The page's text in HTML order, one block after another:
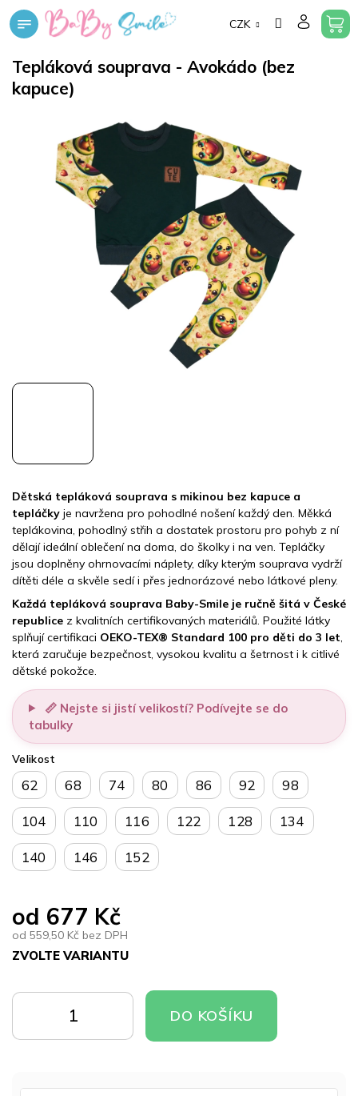
Přejít
na
CZK
Tepláková souprava - Avokádo (bez
kapuce)
od 677 Kč
od 559,50 Kč bez DPH
ZVOLTE VARIANTU
cena:
Velikost
62 68 74 80 86 92 98
104 110 116 122 128 134
140 146 152
KOŠÍKU
KOŠÍKU
DO KOŠÍKU
Dětská tepláková souprava s mikinou bez kapuce a
tepláčky je navržena pro pohodlné nošení každý den. Měkká
teplákovina, pohodlný střih a dostatek prostoru pro pohyb z ní
dělají ideální oblečení na doma, do školky i na ven. Tepláčky
jsou doplněny ohrnovacími náplety, díky kterým souprava vydrží
dítěti déle a skvěle sedí i přes jednorázové nebo látkové pleny.
Každá tepláková souprava Baby-Smile je ručně šitá v České
republice z kvalitních certifikovaných materiálů. Použité látky
splňují certifikaci OEKO-TEX® Standard 100 pro děti do 3 let
která zaručuje bezpečnost, vysokou kvalitu a šetrnost i k citlivé
dětské pokožce.
📏 Nejste si jistí velikostí? Podívejte se do
tabulky